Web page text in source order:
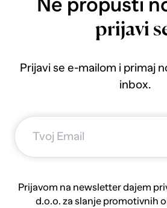
Ne propusti
prijavi
Prijavi se e-mailom i primaj
inbox.
Prijavom na newsletter dajem
d.o.o. za slanje promotivnih